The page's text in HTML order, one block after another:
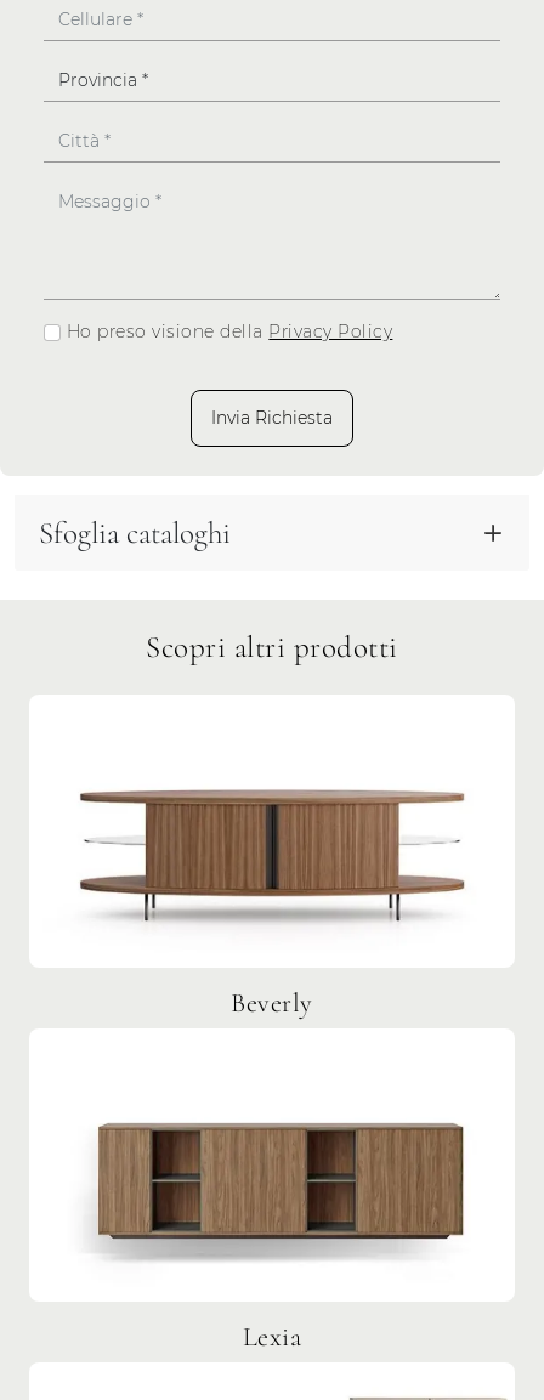
Ho preso visione della Privacy Policy
Invia Richiesta
Sfoglia cataloghi
Scopri altri prodotti
Beverly
Lexia